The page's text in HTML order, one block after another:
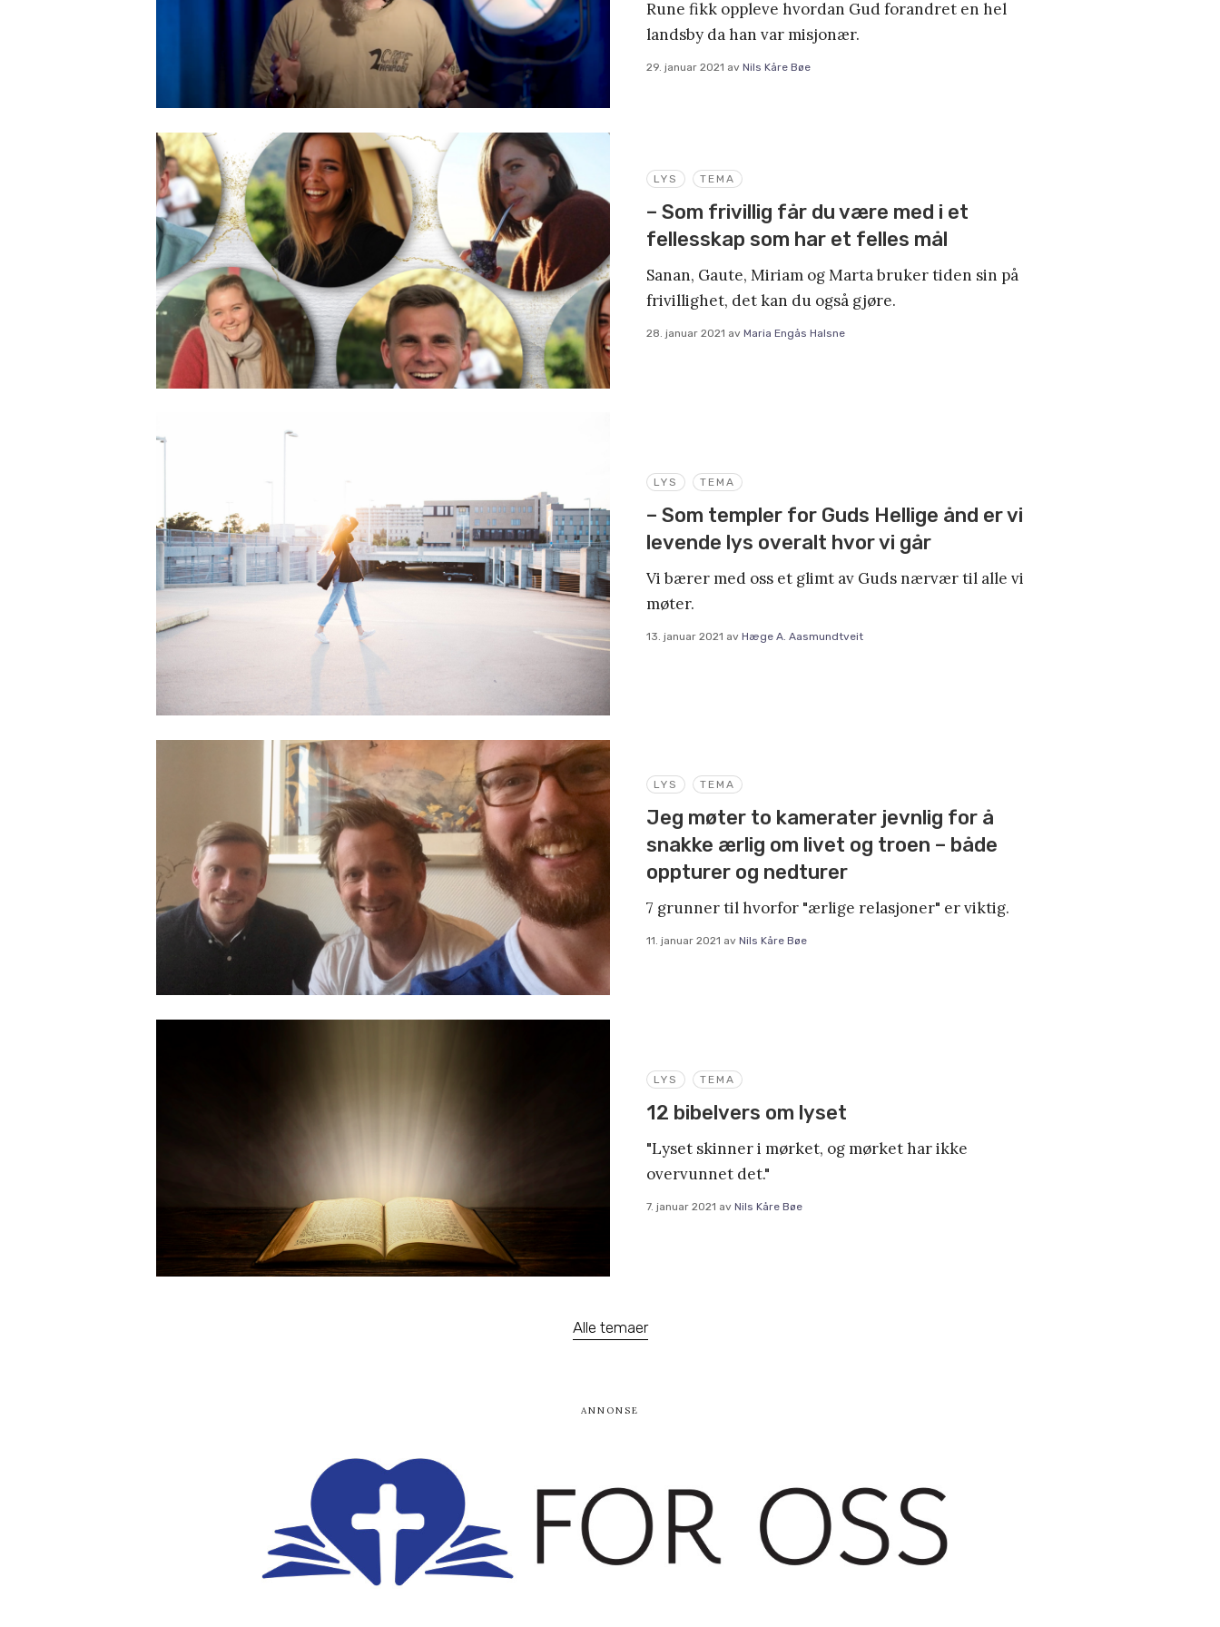
Rune fikk oppleve hvordan Gud forandret en hel
landsby da han var misjonær.
29. januar 2021 av Nils Kåre Bøe
LYS TEMA
– Som frivillig får du være med i et
fellesskap som har et felles mål
Sanan, Gaute, Miriam og Marta bruker tiden sin på
frivillighet, det kan du også gjøre.
28. januar 2021 av Maria Engås Halsne
LYS TEMA
– Som templer for Guds Hellige ånd er vi
levende lys overalt hvor vi går
Vi bærer med oss et glimt av Guds nærvær til alle vi
møter.
13. januar 2021 av Hæge A. Aasmundtveit
LYS TEMA
Jeg møter to kamerater jevnlig for å
snakke ærlig om livet og troen – både
oppturer og nedturer
7 grunner til hvorfor "ærlige relasjoner" er viktig.
11. januar 2021 av Nils Kåre Bøe
LYS TEMA
12 bibelvers om lyset
"Lyset skinner i mørket, og mørket har ikke
overvunnet det."
7. januar 2021 av Nils Kåre Bøe
Alle temaer